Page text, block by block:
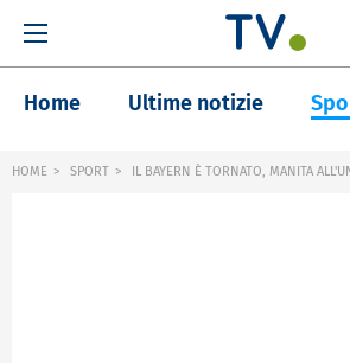
Home Ultime notizie
HOME SPORT IL BAYERN È TORNATO, MANITA